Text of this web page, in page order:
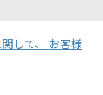
して、 お客様